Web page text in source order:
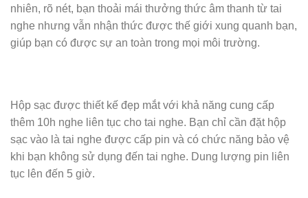
nhiên, rõ nét, bạn thoải mái thưởng thức âm thanh từ tai
nghe nhưng vẫn nhận thức được thế giới xung quanh bạn,
giúp bạn có được sự an toàn trong mọi môi trường.
Hộp sạc được thiết kế đẹp mắt với khả năng cung cấp
thêm 10h nghe liên tục cho tai nghe. Bạn chỉ cần đặt hộp
sạc vào là tai nghe được cấp pin và có chức năng bảo vệ
khi bạn không sử dụng đến tai nghe. Dung lượng pin liên
tục lên đến 5 giờ.